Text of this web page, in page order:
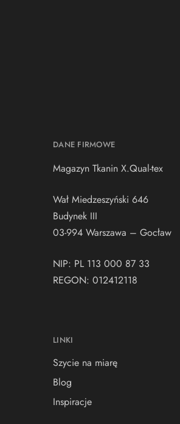
DANE FIRMOWE
Magazyn Tkanin X.Qual-tex
Wał Miedzeszyński 646
Budynek III
03-994 Warszawa – Gocław
NIP: PL 113 000 87 33
REGON: 012412118
LINKI
Szycie na miarę
Blog
Inspiracje